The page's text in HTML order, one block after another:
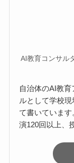
AI教育コンサル
自治体のAI教
ルとして学校
て書いていま
演120回以上、